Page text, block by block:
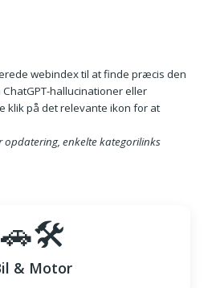
webindex til at finde præcis den
hallucinationer eller
klik på det relevante ikon for at
opdatering, enkelte kategorilinks
🚗🛠️
& Motor